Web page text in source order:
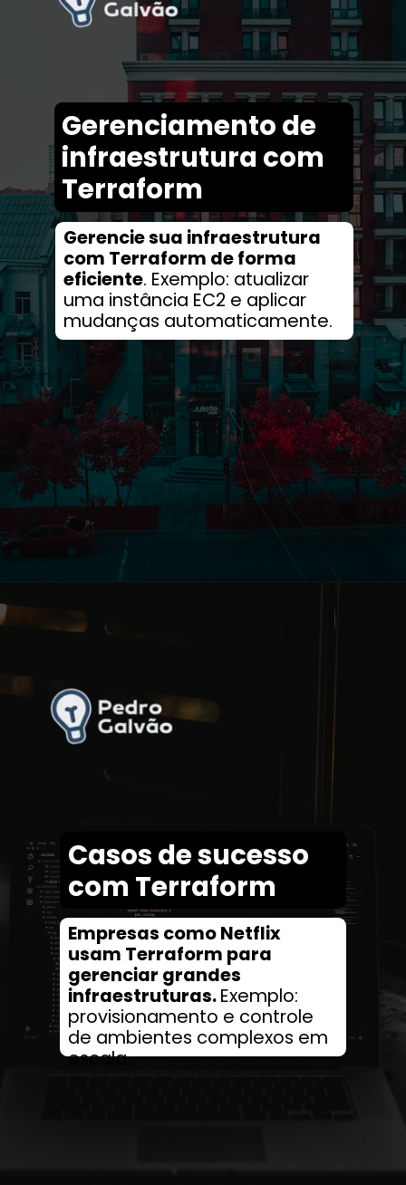
Gerencie sua infraestrutura
com Terraform de forma
eficiente. Exemplo: atualizar
uma instância EC2 e aplicar
mudanças automaticamente.
Gerenciamento de
infraestrutura com
Terraform
Casos de sucesso
com Terraform
Empresas como Netflix
usam Terraform para
gerenciar grandes
infraestruturas.Exemplo:
provisionamento e controle
de ambientes complexos em
escala.